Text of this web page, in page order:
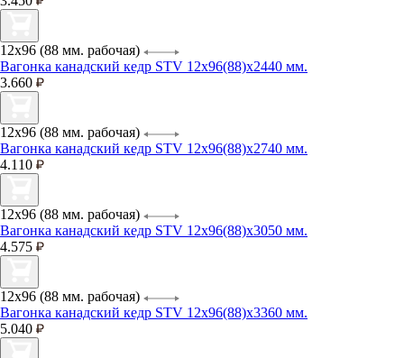
12х96 (88 мм. рабочая)
Вагонка канадский кедр STV 12х96(88)х2440 мм.
3.660
12х96 (88 мм. рабочая)
Вагонка канадский кедр STV 12х96(88)х2740 мм.
4.110
12х96 (88 мм. рабочая)
Вагонка канадский кедр STV 12х96(88)х3050 мм.
4.575
12х96 (88 мм. рабочая)
Вагонка канадский кедр STV 12х96(88)х3360 мм.
5.040